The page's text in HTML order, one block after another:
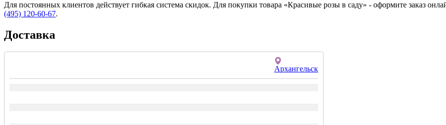
Для постоянных клиентов действует гибкая система скидок. Для покупки товара «Красивые розы в саду» - оформите заказ
(495) 120-60-67.
Доставка
Архангельск